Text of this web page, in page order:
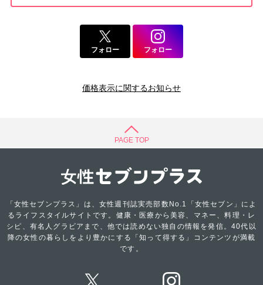
フォロー フォロー
価格表示に関するお知らせ
PAGE TOP
「女性セブンプラス」は、女性週刊誌実売部数No.1「女性セブン」によ
るライフスタイルサイトです。健康・医療から美容、マネー、料理・レ
シピ、有名人グラビアまで、他では読めない独自の情報を発信。40代以
降の女性の暮らしをより豊かにする「知って得する」コンテンツが満載
です。